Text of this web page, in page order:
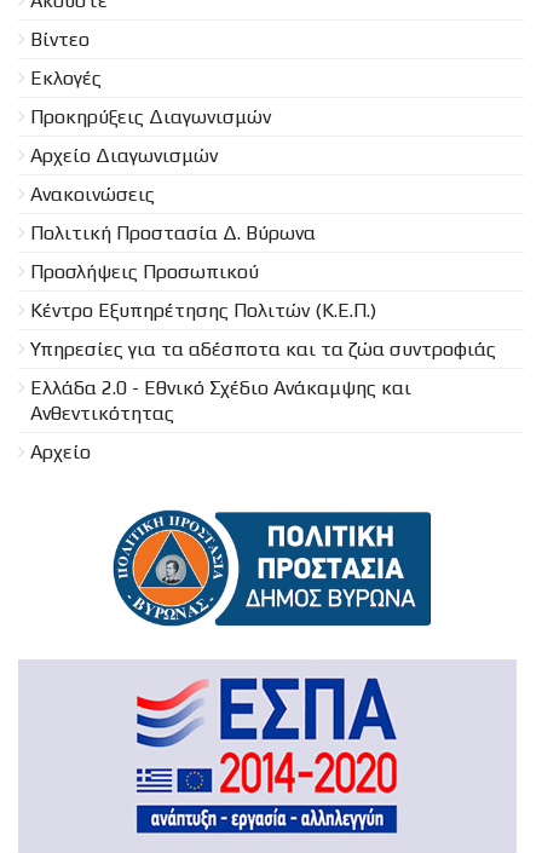
Βίντεο
Εκλογές
Προκηρύξεις Διαγωνισμών
Aρχείο Διαγωνισμών
Ανακοινώσεις
Πολιτική Προστασία Δ. Βύρωνα
Προσλήψεις Προσωπικού
Κέντρο Εξυπηρέτησης Πολιτών (Κ.Ε.Π.)
Υπηρεσίες για τα αδέσποτα και τα ζώα συντροφιάς
Ελλάδα 2.0 - Εθνικό Σχέδιο Ανάκαμψης και
Ανθεντικότητας
Αρχείο